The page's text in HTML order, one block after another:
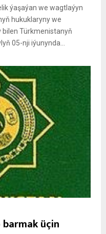
ýaşaýan we wagtlaýyn
hukuklaryny we
Türkmenistanyň
05-nji iýunynda...
üçin